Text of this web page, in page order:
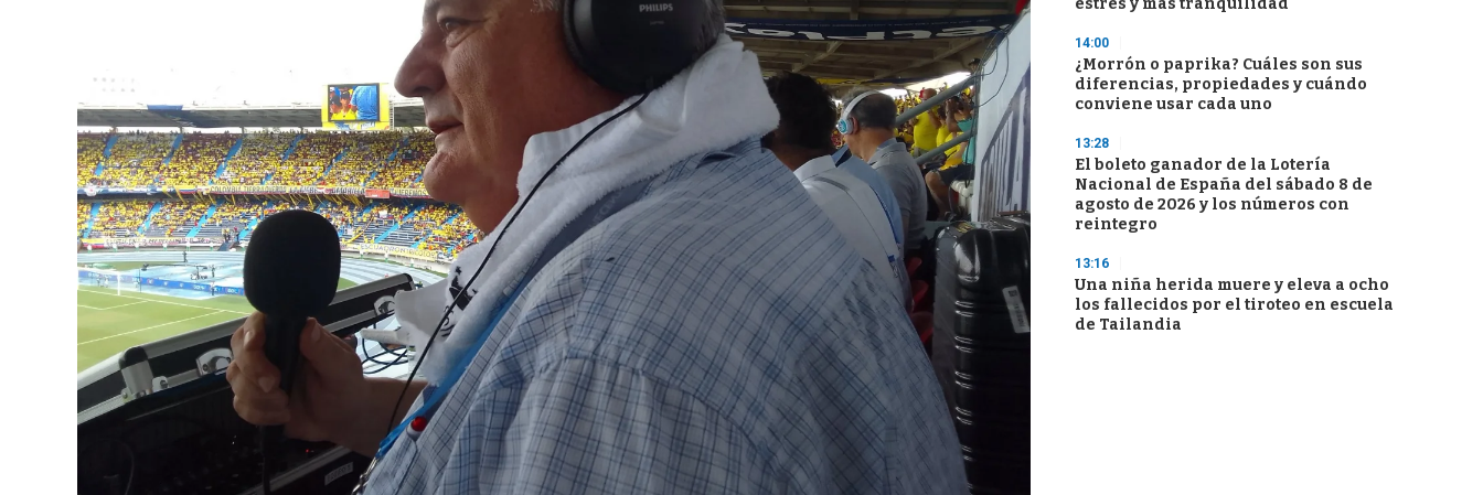
estrés y más tranquilidad
14:00
¿Morrón o paprika? Cuáles son sus
diferencias, propiedades y cuándo
conviene usar cada uno
13:28
El boleto ganador de la Lotería
Nacional de España del sábado 8 de
agosto de 2026 y los números con
reintegro
13:16
Una niña herida muere y eleva a ocho
los fallecidos por el tiroteo en escuela
de Tailandia